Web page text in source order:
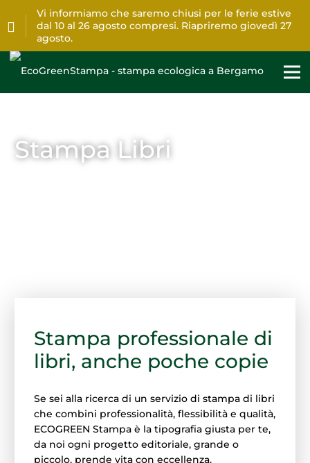
Vi informiamo che saremo chiusi per le ferie estive
dal 10 al 26 agosto compresi. Riapriremo giovedì 27
agosto.
Stampa Libri
Stampa professionale di
libri, anche poche copie
Se sei alla ricerca di un servizio di stampa di libri
che combini professionalità, flessibilità e qualità,
ECOGREEN Stampa è la tipografia giusta per te,
da noi ogni progetto editoriale, grande o
piccolo, prende vita con eccellenza.